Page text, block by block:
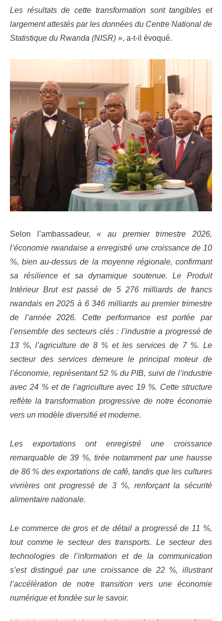
Les résultats de cette transformation sont tangibles et
largement attestés par les données du Centre National de
Statistique du Rwanda (NISR) », a-t-il évoqué.
Selon l’ambassadeur,« au premier trimestre 2026,
l’économie rwandaise a enregistré une croissance de 10
%, bien au-dessus de la moyenne régionale, confirmant
sa résilience et sa dynamique soutenue. Le Produit
Intérieur Brut est passé de 5 276 milliards de francs
rwandais en 2025 à 6 346 milliards au premier trimestre
de l’année 2026. Cette performance est portée par
l’ensemble des secteurs clés : l’industrie a progressé de
13 %, l’agriculture de 8 % et les services de 7 %. Le
secteur des services demeure le principal moteur de
l’économie, représentant 52 % du PIB, suivi de l’industrie
avec 24 % et de l’agriculture avec 19 %. Cette structure
reflète la transformation progressive de notre économie
vers un modèle diversifié et moderne.
Les exportations ont enregistré une croissance
remarquable de 39 %, tirée notamment par une hausse
de 86 % des exportations de café, tandis que les cultures
vivrières ont progressé de 3 %, renforçant la sécurité
alimentaire nationale.
Le commerce de gros et de détail a progressé de 11 %,
tout comme le secteur des transports. Le secteur des
technologies de l’information et de la communication
s’est distingué par une croissance de 22 %, illustrant
l’accélération de notre transition vers une économie
numérique et fondée sur le savoir.